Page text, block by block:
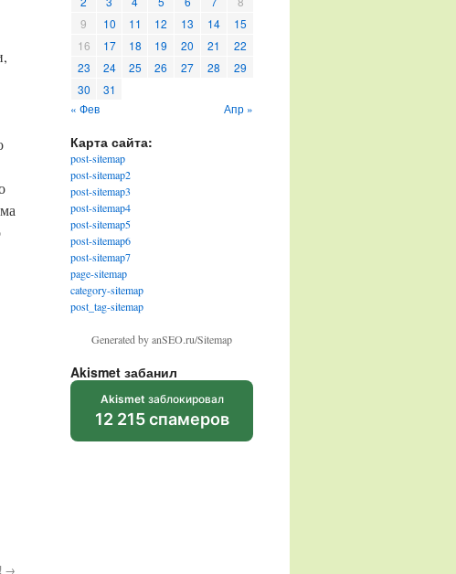
→
9
10 11 12 13 14
15
16
17 18 19 20 21
22
23
24 25 26 27 28
29
30
31
« Фев
Апр »
Карта сайта:
post-sitemap
post-sitemap2
post-sitemap3
post-sitemap4
post-sitemap5
post-sitemap6
post-sitemap7
page-sitemap
category-sitemap
post_tag-sitemap
Generated by anSEO.ru/Sitemap
Akismet забанил
Akismet заблокировал
12 215 спамеров